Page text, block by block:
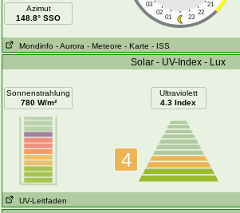
Azimut
148.8° SSO
03
21
02
22
01 23
Mondinfo - Aurora - Meteore - Karte - ISS
Solar - UV-Index - Lux
Sonnenstrahlung
780 W/m²
Ultraviolett
4.3 Index
4
UV-Leitfaden